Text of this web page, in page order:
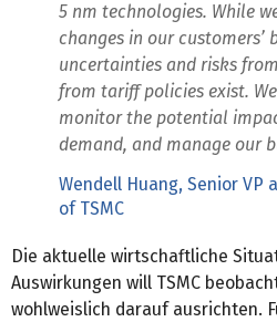
5 nm technologies. While
changes in our customers’
uncertainties and risks
from tariff policies exist.
monitor the potential
demand, and manage our
Wendell Huang, Senior VP
of TSMC
Die aktuelle wirtschaftliche
Auswirkungen will TSMC
wohlweislich darauf ausrichten.